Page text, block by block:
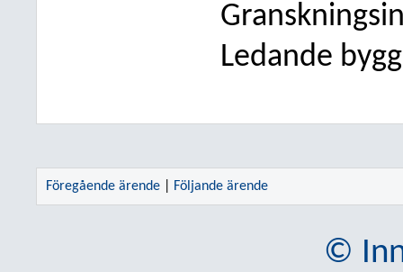
Ledande
Föregående ärende Följande ärende
©